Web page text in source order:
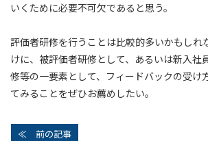
いくために必要不可欠であると思う。
評価者研修を行うことは比較的多いかもしれ
けに、被評価者研修として、あるいは新入社
修等の一要素として、フィードバックの受け
てみることをぜひお薦めしたい。